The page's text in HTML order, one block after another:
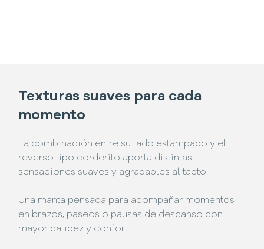
Texturas suaves para cada
momento
La combinación entre su lado estampado y el
reverso tipo corderito aporta distintas
sensaciones suaves y agradables al tacto.
Una manta pensada para acompañar momentos
en brazos, paseos o pausas de descanso con
mayor calidez y confort.